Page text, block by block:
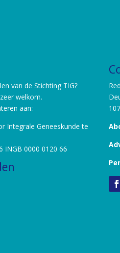
van de Stichting TIG?
welkom.
aan:
Integrale Geneeskunde te
INGB 0000 0120 66